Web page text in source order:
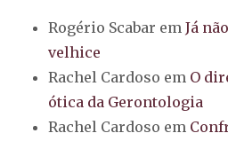
Rogério Scabar emJá
velhice
Rachel Cardoso em O
ótica da Gerontologia
Rachel Cardoso em